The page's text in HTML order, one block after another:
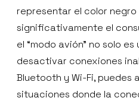
representar el color
significativamente el
el “modo avión” no solo
desactivar conexiones
Bluetooth y Wi-Fi, puedes
situaciones donde la